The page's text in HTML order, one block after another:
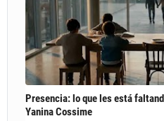
Presencia: lo que les está
Yanina Cossime